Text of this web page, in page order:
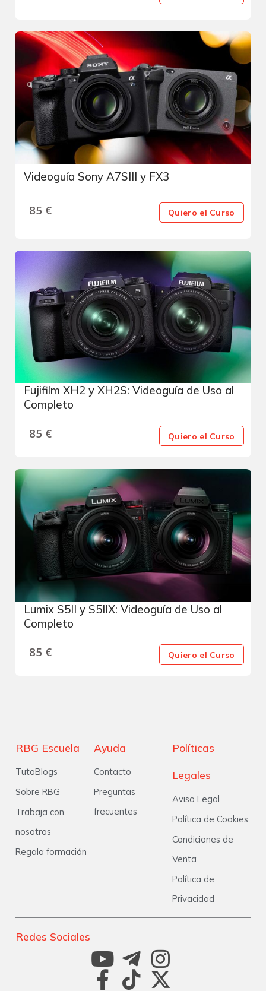
Videoguía Sony A7SIII y FX3
85 € Quiero el Curso
Fujifilm XH2 y XH2S: Videoguía de Uso al
Completo
85 € Quiero el Curso
Lumix S5II y S5IIX: Videoguía de Uso al
Completo
85 € Quiero el Curso
RBG Escuela
TutoBlogs
Sobre RBG
Trabaja con
nosotros
Regala formación
Ayuda
Contacto
Preguntas
frecuentes
Políticas
Legales
Aviso Legal
Política de Cookies
Condiciones de
Venta
Política de
Privacidad
Redes Sociales